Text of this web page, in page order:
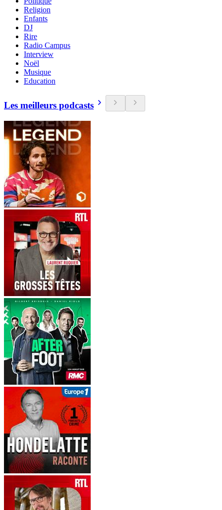
Religion
Enfants
DJ
Rire
Radio Campus
Interview
Noël
Musique
Education
Les meilleurs podcasts